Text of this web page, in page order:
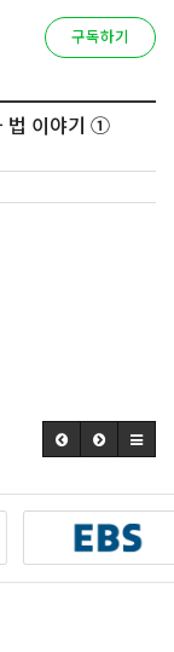
구독하기
법 이야기 ①